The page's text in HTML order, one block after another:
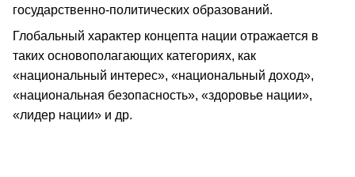
государственно-политических образований.
Глобальный характер концепта нации отражается в
таких основополагающих категориях, как
«национальный интерес», «национальный доход»,
«национальная безопасность», «здоровье нации»,
«лидер нации» и др.